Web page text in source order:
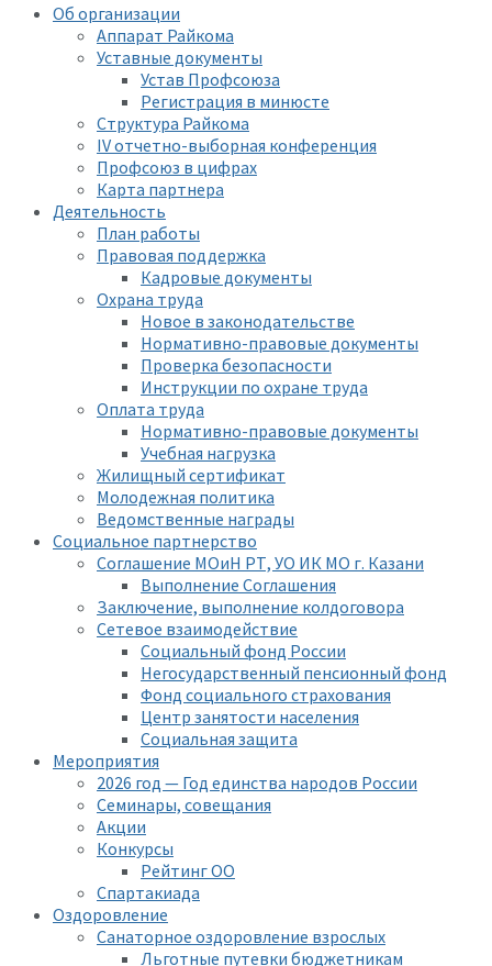
Об организации
Аппарат Райкома
Уставные документы
Устав Профсоюза
Регистрация в минюсте
Структура Райкома
IV отчетно-выборная конференция
Профсоюз в цифрах
Карта партнера
Деятельность
План работы
Правовая поддержка
Кадровые документы
Охрана труда
Новое в законодательстве
Нормативно-правовые документы
Проверка безопасности
Инструкции по охране труда
Оплата труда
Нормативно-правовые документы
Учебная нагрузка
Жилищный сертификат
Молодежная политика
Ведомственные награды
Социальное партнерство
Соглашение МОиН РТ, УО ИК МО г. Казани
Выполнение Соглашения
Заключение, выполнение колдоговора
Сетевое взаимодействие
Социальный фонд России
Негосударственный пенсионный фонд
Фонд социального страхования
Центр занятости населения
Социальная защита
Мероприятия
2026 год — Год единства народов России
Семинары, совещания
Акции
Конкурсы
Рейтинг ОО
Спартакиада
Оздоровление
Санаторное оздоровление взрослых
Льготные путевки бюджетникам